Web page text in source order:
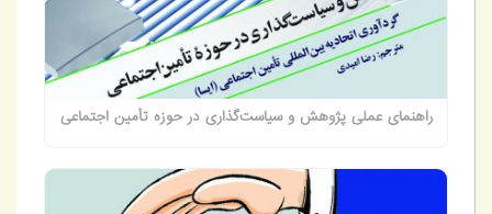
راهنمای عملی پژوهش و سیاست‌گذاری در حوزه تأمین اجتماعی